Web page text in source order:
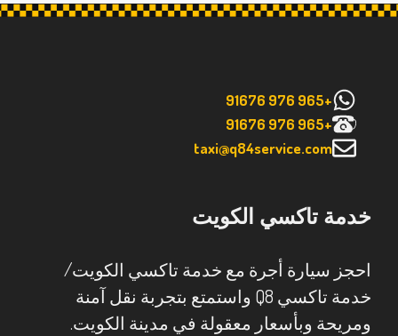
+965 976 91676
+965 976 91676
taxi@q84service.com
خدمة تاكسي الكويت
احجز سيارة أجرة مع خدمة تاكسي الكويت/
خدمة تاكسي Q8 واستمتع بتجربة نقل آمنة
ومريحة وبأسعار معقولة في مدينة الكويت.